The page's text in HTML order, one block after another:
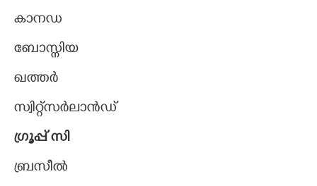
കാനഡ
ബോസ്നിയ
ഖത്തർ
സ്വിറ്റ്സർലാൻഡ്
ഗ്രൂപ്പ് സി
ബ്രസീൽ